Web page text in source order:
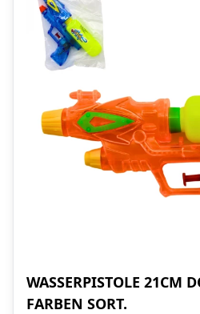
WASSERPISTOLE 21CM
FARBEN SORT.